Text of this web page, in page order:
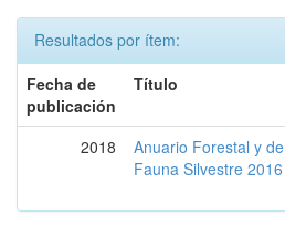
Resultados por ítem:
Fecha de
publicación
Título
2018
Anuario Forestal y de
Fauna Silvestre 2016